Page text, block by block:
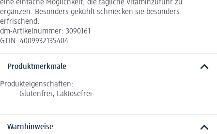
eine einfache Möglichkeit, die tägliche Vitaminzufuhr zu
ergänzen. Besonders gekühlt schmecken sie besonders
erfrischend.
dm-Artikelnummer: 3090161
GTIN: 4009932135404
Produktmerkmale
Produkteigenschaften:
Glutenfrei, Laktosefrei
Warnhinweise